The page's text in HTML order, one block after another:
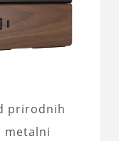
prirodnih
metalni